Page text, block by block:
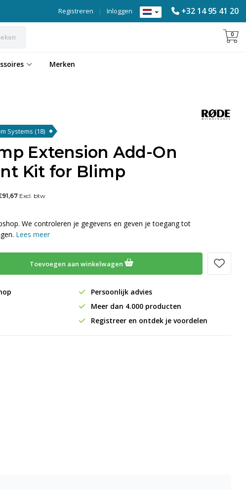
+32 14 95 41 20
Inloggen
|
Registreren
0
Merken
Systems (18)
Extension Add-On
Kit for Blimp
Excl. btw
We controleren je gegevens en geven je toegang tot
Lees meer
Toevoegen aan winkelwagen
Persoonlijk advies
Meer dan 4.000 producten
Registreer en ontdek je voordelen